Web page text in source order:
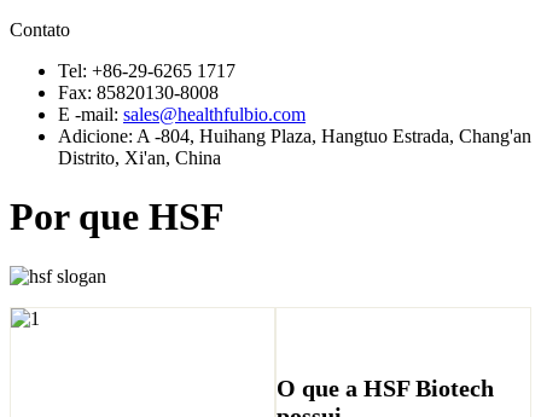
Contato
Tel: +86-29-6265 1717
Fax: 85820130-8008
E -mail: sales@healthfulbio.com
Adicione: A -804, Huihang Plaza, Hangtuo Estrada, Chang'an
Distrito, Xi'an, China
Por que HSF
O que a HSF Biotech